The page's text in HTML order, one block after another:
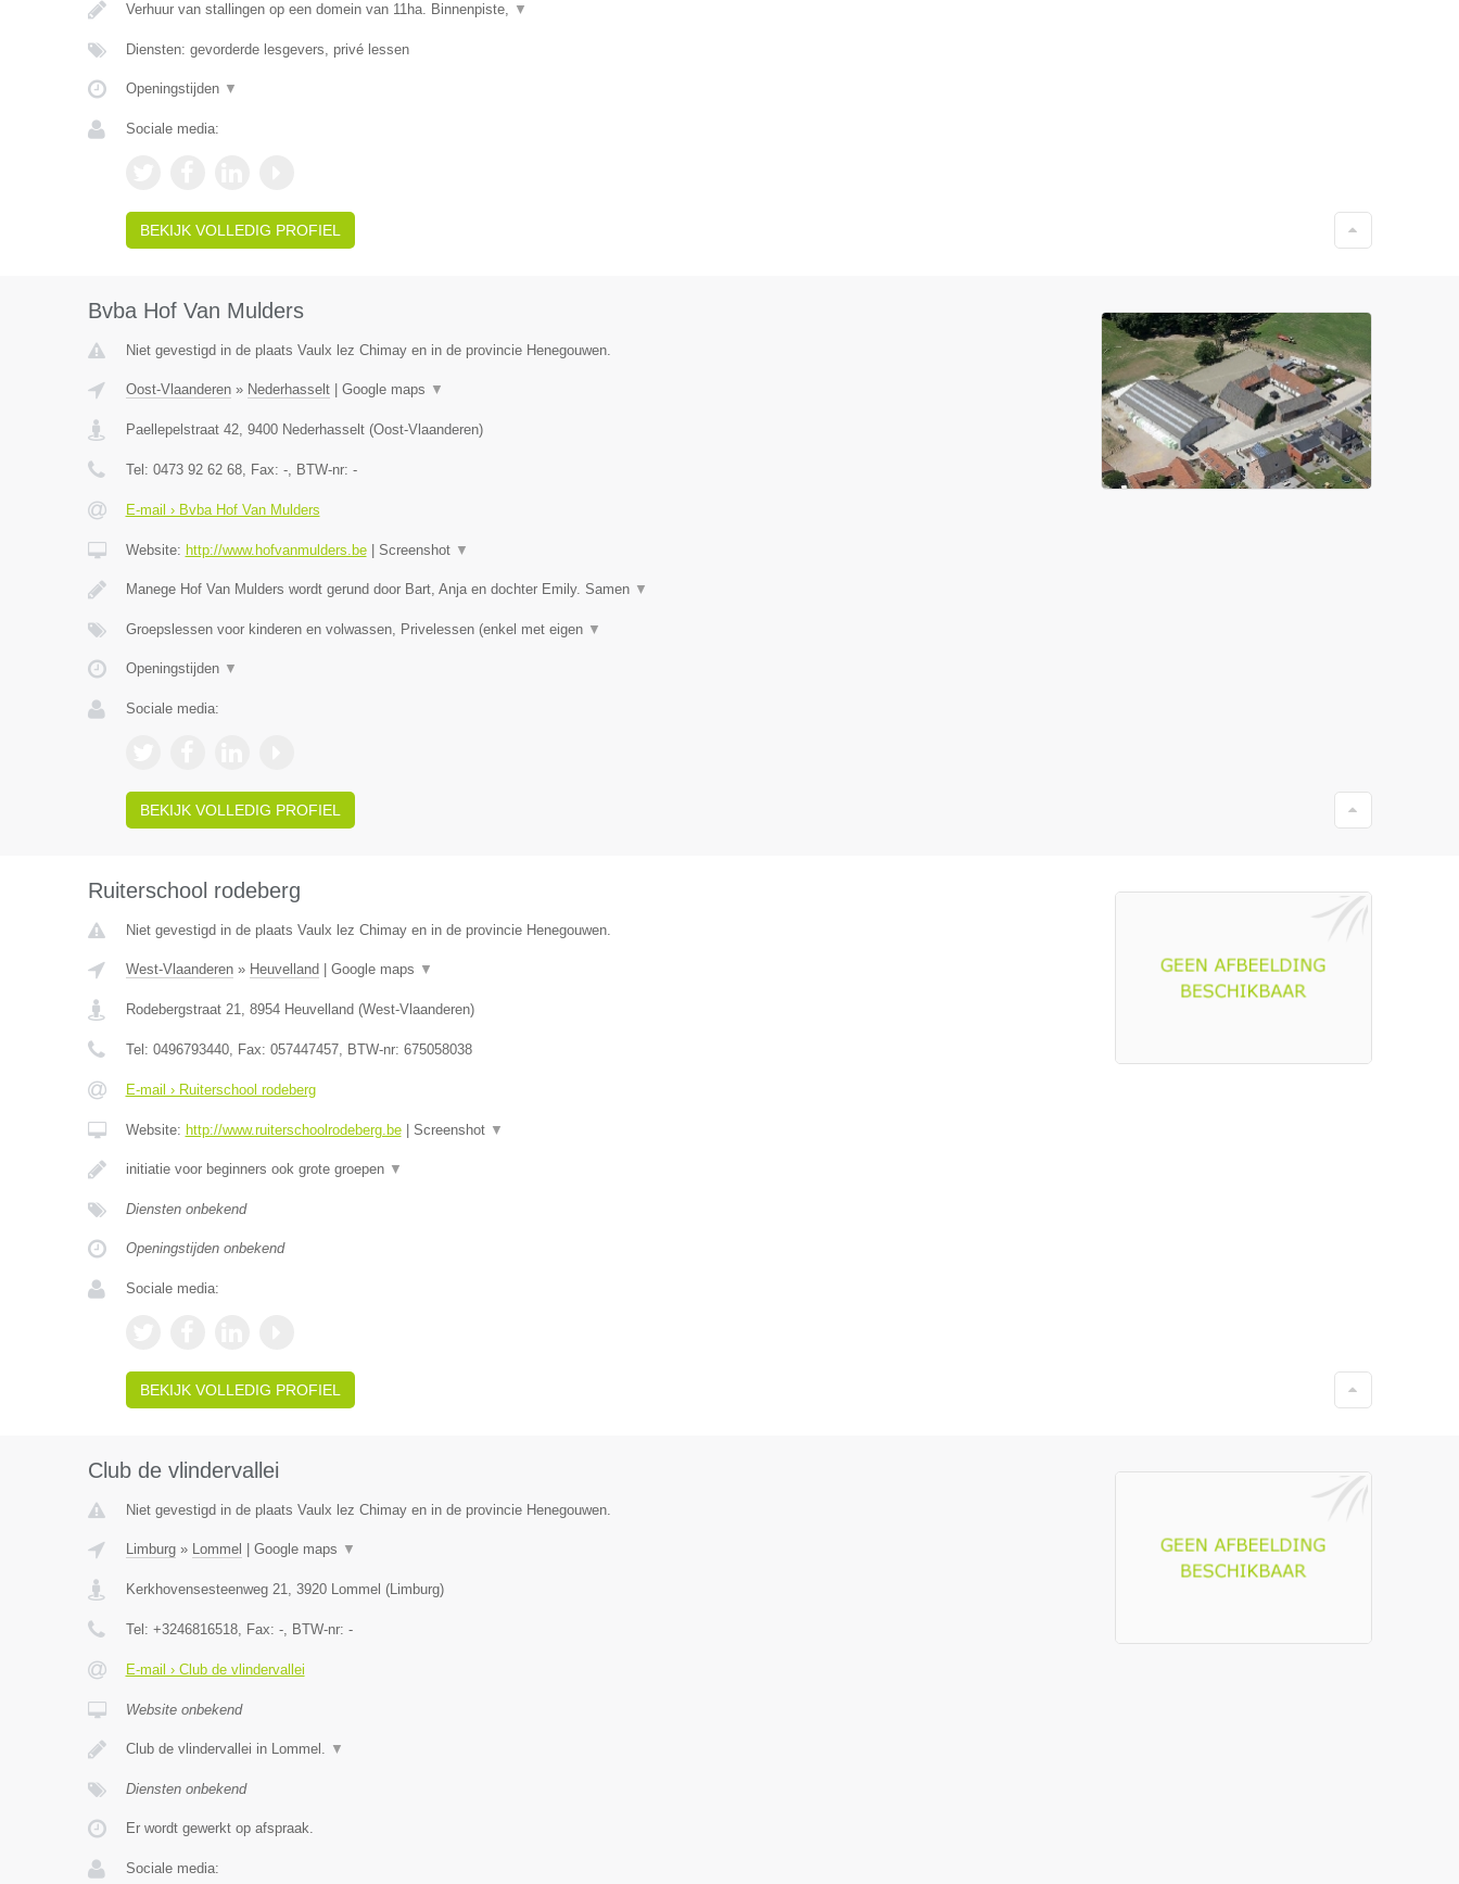
Verhuur van stallingen op een domein van 11ha. Binnenpiste, ▼
Diensten: gevorderde lesgevers, privé lessen
Openingstijden ▼
Sociale media:
BEKIJK VOLLEDIG PROFIEL
Bvba Hof Van Mulders
Niet gevestigd in de plaats Vaulx lez Chimay en in de provincie Henegouwen.
Oost-Vlaanderen» Nederhasselt| Google maps ▼
Paellepelstraat 42, 9400 Nederhasselt(Oost-Vlaanderen)
Tel: 0473 92 62 68, Fax: -, BTW-nr: -
E-mail › Bvba Hof Van Mulders
Website: http://www.hofvanmulders.be| Screenshot ▼
Manege Hof Van Mulders wordt gerund door Bart, Anja en dochter Emily. Samen ▼
Groepslessen voor kinderen en volwassen, Privelessen (enkel met eigen ▼
Openingstijden ▼
Sociale media:
BEKIJK VOLLEDIG PROFIEL
Ruiterschool rodeberg
Niet gevestigd in de plaats Vaulx lez Chimay en in de provincie Henegouwen.
West-Vlaanderen» Heuvelland Google maps ▼
Rodebergstraat 21, 8954 Heuvelland (West-Vlaanderen)
Tel: 0496793440, Fax: 057447457, BTW-nr: 675058038
E-mail › Ruiterschool rodeberg
Website: http://www.ruiterschoolrodeberg.be| Screenshot ▼
initiatie voor beginners ook grote groepen ▼
Diensten onbekend
Openingstijden onbekend
Sociale media:
BEKIJK VOLLEDIG PROFIEL
Club de vlindervallei
Niet gevestigd in de plaats Vaulx lez Chimay en in de provincie Henegouwen.
Limburg» Lommel Google maps ▼
Kerkhovensesteenweg 21, 3920 Lommel (Limburg)
Tel: +3246816518, Fax: -, BTW-nr: -
E-mail › Club de vlindervallei
Website onbekend
Club de vlindervallei in Lommel. ▼
Diensten onbekend
Er wordt gewerkt op afspraak.
Sociale media: